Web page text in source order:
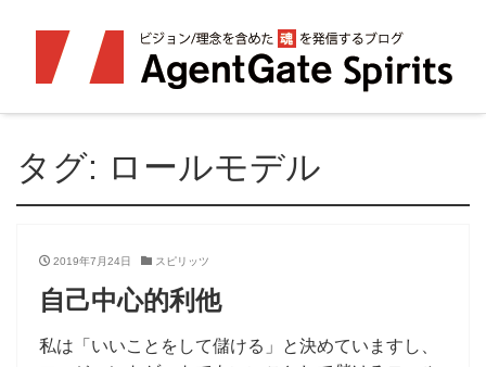
タグ: ロールモデル
2019年7月24日 スピリッツ
自己中心的利他
私は「いいことをして儲ける」と決めていますし、